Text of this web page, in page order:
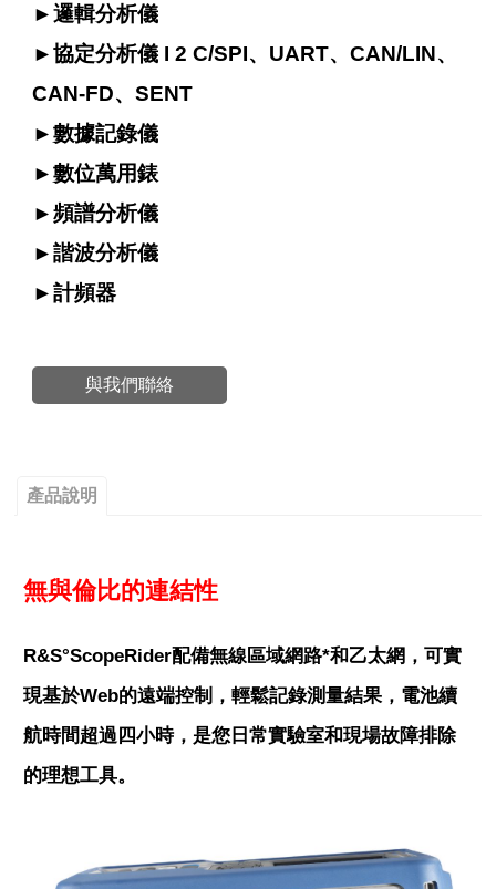
►邏輯分析儀
►協定分析儀 I 2 C/SPI、UART、CAN/LIN、
CAN-FD、SENT
►數據記錄儀
►數位萬用錶
►頻譜分析儀
►諧波分析儀
►計頻器
與我們聯絡
產品說明
無與倫比的連結性
R&S°ScopeRider配備無線區域網路*和乙太網，可實
現基於Web的遠端控制，輕鬆記錄測量結果，電池續
航時間超過四小時，是您日常實驗室和現場故障排除
的理想工具。